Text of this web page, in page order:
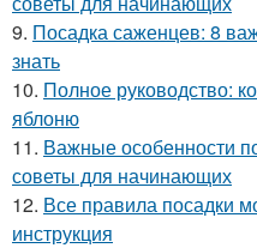
9. Посадка саженцев: 8
знать
10. Полное руководство:
яблоню
11. Важные особенности
советы для начинающих
12. Все правила посадки
инструкция